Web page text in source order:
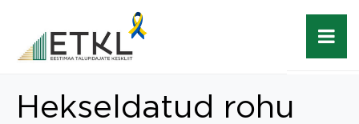
Hekseldatud rohu